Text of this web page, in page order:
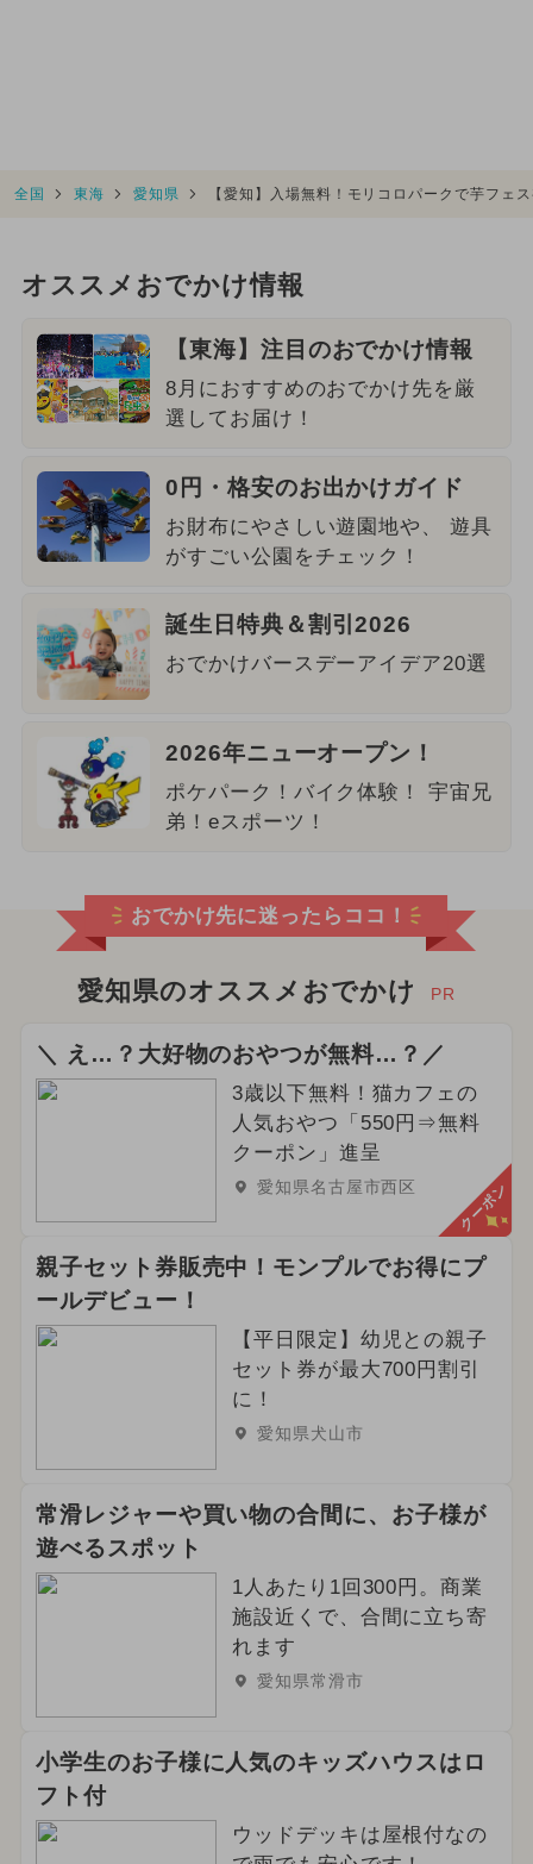
全国 東海 愛知県 【愛知】入場無料！モリコロパークで芋フェ
オススメおでかけ情報
【東海】注目のおでかけ情報
8月におすすめのおでかけ先を厳
選してお届け！
0円・格安のお出かけガイド
お財布にやさしい遊園地や、 遊具
がすごい公園をチェック！
誕生日特典＆割引2026
おでかけバースデーアイデア20選
2026年ニューオープン！
ポケパーク！バイク体験！ 宇宙兄
弟！eスポーツ！
おでかけ先に迷ったらココ！
愛知県のオススメおでかけ PR
＼ え…？大好物のおやつが無料…？／
3歳以下無料！猫カフェの
人気おやつ「550円⇒無料
クーポン」進呈
愛知県名古屋市西区 クーポン
親子セット券販売中！モンプルでお得にプ
ールデビュー！
【平日限定】幼児との親子
セット券が最大700円割引
に！
愛知県犬山市
常滑レジャーや買い物の合間に、お子様が
遊べるスポット
1人あたり1回300円。商業
施設近くで、合間に立ち寄
れます
愛知県常滑市
小学生のお子様に人気のキッズハウスはロ
フト付
ウッドデッキは屋根付なの